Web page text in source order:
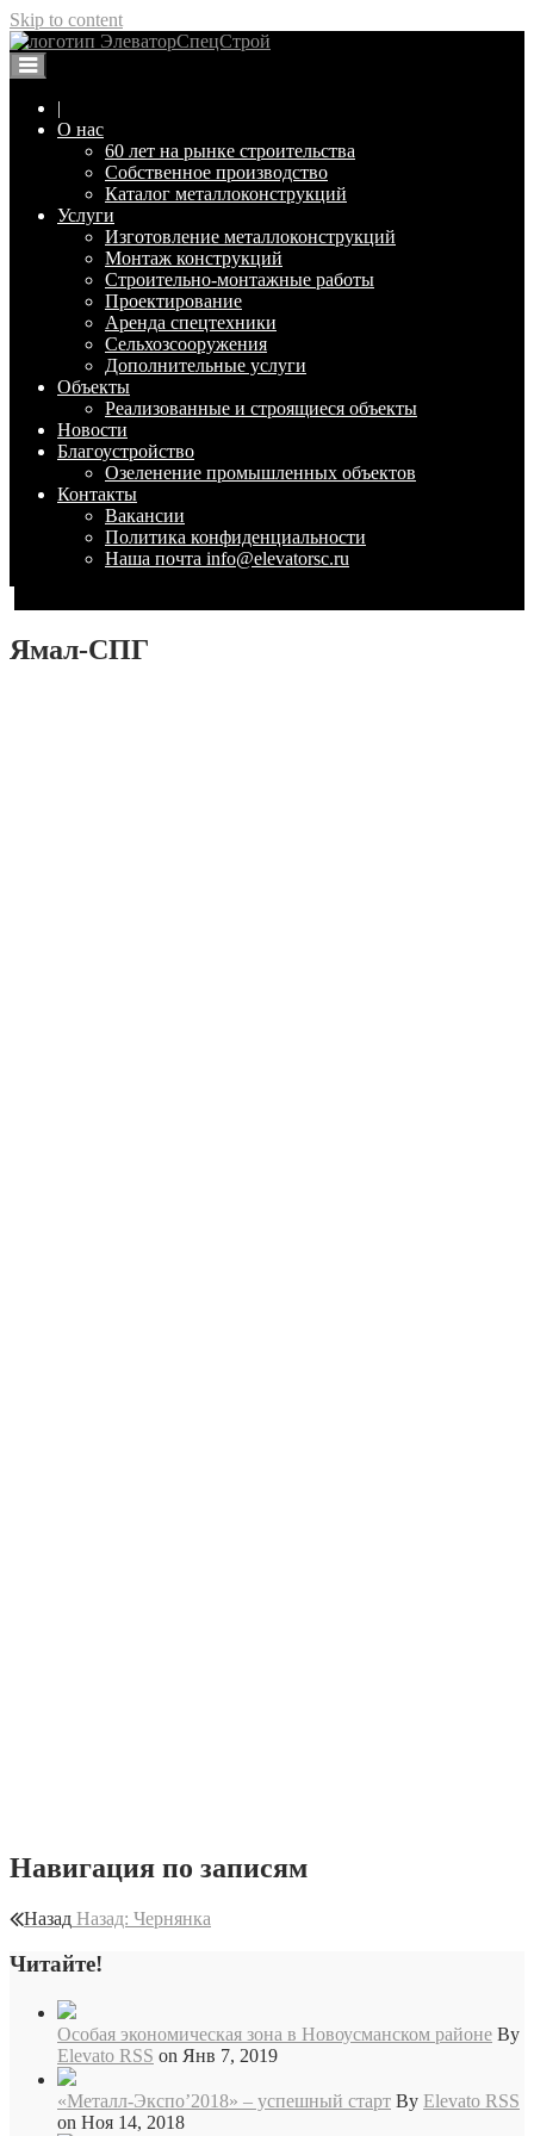
Skip to content
Элеваторспецстрой Воронеж
Изготовление и монтаж металлоконструкций
|
О нас
60 лет на рынке строительства
Собственное производство
Каталог металлоконструкций
Услуги
Изготовление металлоконструкций
Монтаж конструкций
Строительно-монтажные работы
Проектирование
Аренда спецтехники
Сельхозсооружения
Дополнительные услуги
Объекты
Реализованные и строящиеся объекты
Новости
Благоустройство
Озеленение промышленных объектов
Контакты
Вакансии
Политика конфиденциальности
Наша почта info@elevatorsc.ru
Ямал-СПГ
Навигация по записям
Назад Назад: Чернянка
Читайте!
Особая экономическая зона в Новоусманском районе By
Elevato RSS on Янв 7, 2019
«Металл-Экспо’2018» – успешный старт By Elevato RSS
on Ноя 14, 2018